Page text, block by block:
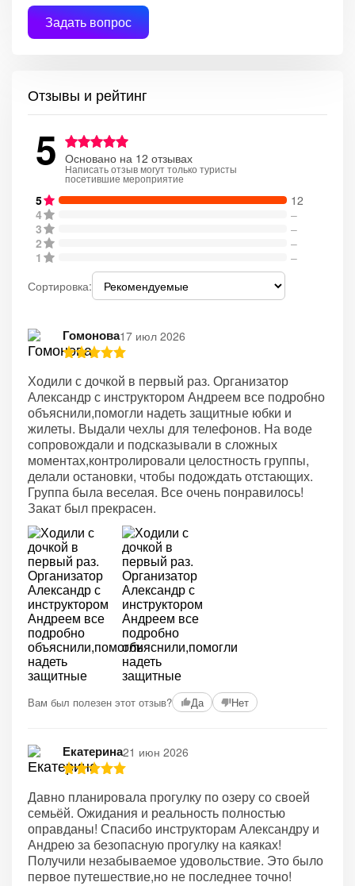
Задать вопрос
Отзывы и рейтинг
5 Основано на 12 отзывах
Написать отзыв могут только туристы
посетившие мероприятие
5
12
4
–
3
–
2
–
1
–
Сортировка:
Гомонова17 июл 2026
Ходили с дочкой в первый раз. Организатор
Александр с инструктором Андреем все подробно
объяснили,помогли надеть защитные юбки и
жилеты. Выдали чехлы для телефонов. На воде
сопровождали и подсказывали в сложных
моментах,контролировали целостность группы,
делали остановки, чтобы подождать отстающих.
Группа была веселая. Все очень понравилось!
Закат был прекрасен.
Вам был полезен этот отзыв? Да Нет
Екатерина21 июн 2026
Давно планировала прогулку по озеру со своей
семьёй. Ожидания и реальность полностью
оправданы! Спасибо инструкторам Александру и
Андрею за безопасную прогулку на каяках!
Получили незабываемое удовольствие. Это было
первое путешествие,но не последнее точно!